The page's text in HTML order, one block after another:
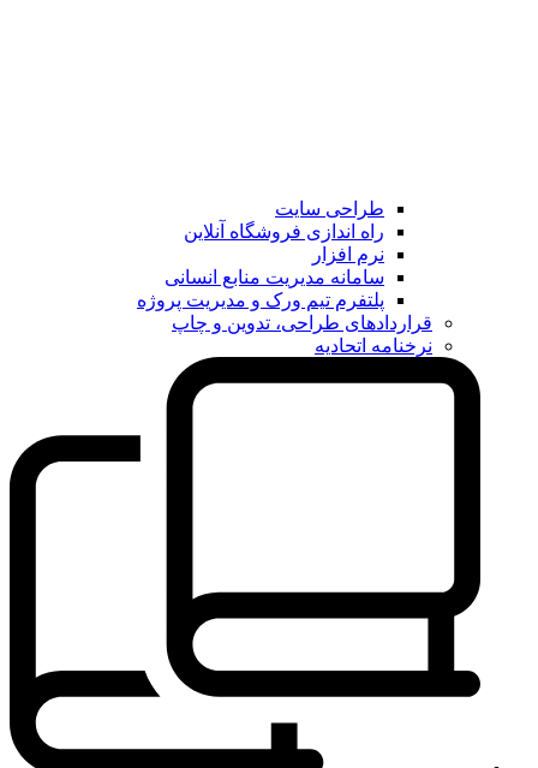
طراحی سایت
راه اندازی فروشگاه آنلاین
نرم افزار
سامانه مدیریت منابع انسانی
پلتفرم تیم ورک و مدیریت پروژه
قراردادهای طراحی، تدوین و چاپ
نرخنامه اتحادیه